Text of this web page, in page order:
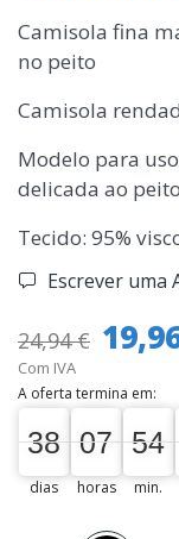
Camisola fina
no peito
Camisola
Modelo para
delicada ao
Tecido: 95%
Escrever uma
24,94 €
Com IVA
A oferta termina em:
38
38
00
dias
07
07
00
horas
54
54
00
min.